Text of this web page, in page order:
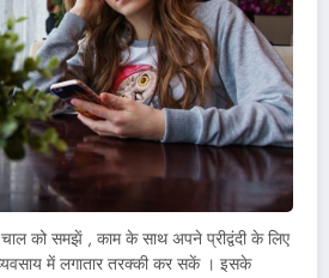
को समझें , काम के साथ अपने प्रीद्वंदी के लिए
में लगातार तरक्की कर सकें । इसके